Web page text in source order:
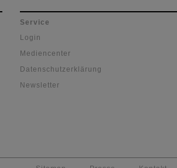
Service
Login
Mediencenter
Datenschutzerklärung
Newsletter